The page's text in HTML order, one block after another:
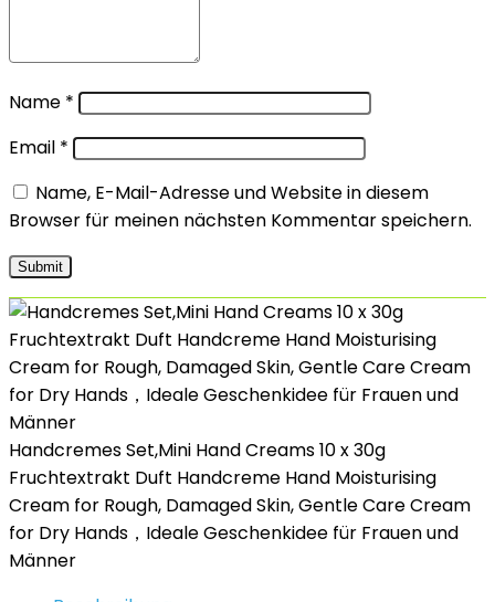
Name *
Email *
Name, E-Mail-Adresse und Website in diesem
Browser für meinen nächsten Kommentar speichern.
Handcremes Set,Mini Hand Creams 10 x 30g
Fruchtextrakt Duft Handcreme Hand Moisturising
Cream for Rough, Damaged Skin, Gentle Care Cream
for Dry Hands，Ideale Geschenkidee für Frauen und
Männer